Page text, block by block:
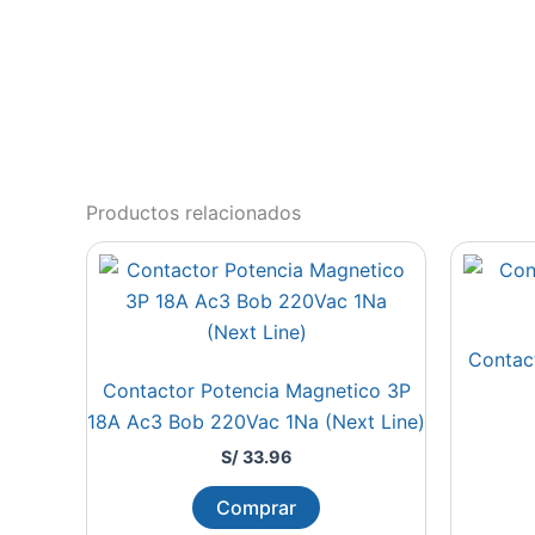
Productos relacionados
Contactor Potencia Magnetico 3P
18A Ac3 Bob 220Vac 1Na (Next Line)
S/33.96
Comprar